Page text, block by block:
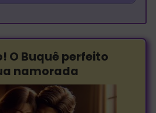
O Buquê perfeito
namorada